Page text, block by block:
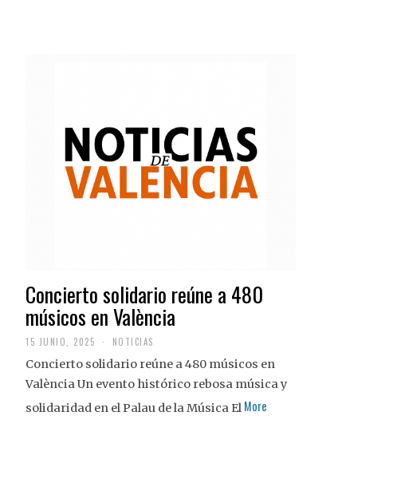
Concierto solidario reúne a 480
músicos en València
15 JUNIO, 2025 NOTICIAS
Concierto solidario reúne a 480 músicos en
València Un evento histórico rebosa música y
solidaridad en el Palau de la Música El More